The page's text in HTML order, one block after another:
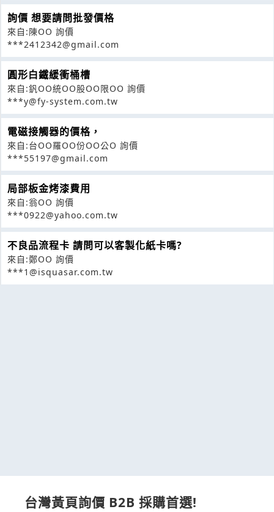
詢價 想要請問批發價格
來自:陳OO 詢價
***2412342@gmail.com
圓形白鐵緩衝桶槽
來自:釩OO統OO股OO限OO 詢價
***y@fy-system.com.tw
電磁接觸器的價格，
來自:台OO羅OO份OO公O 詢價
***55197@gmail.com
局部板金烤漆費用
來自:翁OO 詢價
***0922@yahoo.com.tw
不良品流程卡 請問可以客製化紙卡嗎?
來自:鄭OO 詢價
***1@isquasar.com.tw
台灣黃頁詢價 B2B 採購首選!